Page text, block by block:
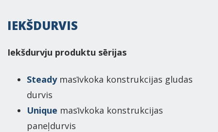
IEKŠDURVIS
Iekšdurvju produktu sērijas
Steady masīvkoka konstrukcijas gludas
durvis
Unique masīvkoka konstrukcijas
paneļdurvis